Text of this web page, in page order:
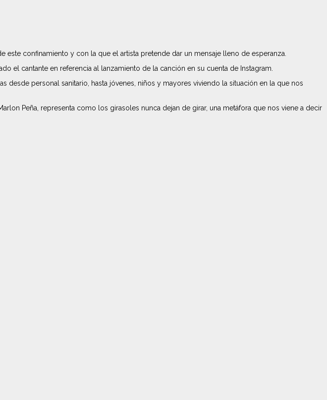
este confinamiento y con la que el artista pretende dar un mensaje lleno de esperanza.
el cantante en referencia al lanzamiento de la canción en su cuenta de Instagram.
personal sanitario, hasta jóvenes, niños y mayores viviendo la situación en la que nos
Peña, representa como los girasoles nunca dejan de girar, una metáfora que nos viene a decir